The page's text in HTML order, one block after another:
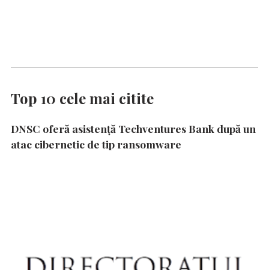
Top 10 cele mai citite
DNSC oferă asistență Techventures Bank după un
atac cibernetic de tip ransomware